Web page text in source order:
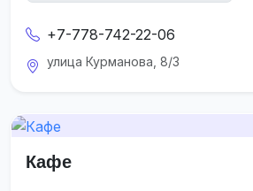
+7-778-742-22-06
улица Курманова, 8/3
Кафе